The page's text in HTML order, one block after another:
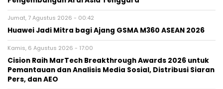
Jumat, 7 Agustus 2026 - 00:42
Huawei Jadi Mitra bagi Ajang GSMA M360 ASEAN 2026
Kamis, 6 Agustus 2026 - 17:00
Cision Raih MarTech Breakthrough Awards 2026 untuk
Pemantauan dan Analisis Media Sosial, Distribusi Siaran
Pers, dan AEO